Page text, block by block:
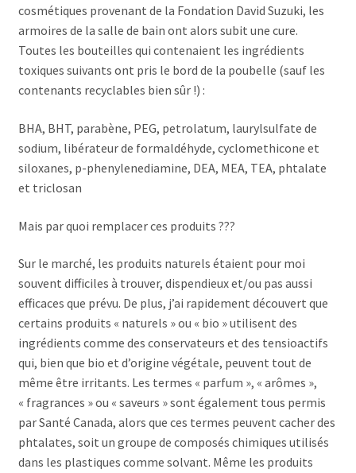
cosmétiques provenant de la Fondation David Suzuki, les
armoires de la salle de bain ont alors subit une cure.
Toutes les bouteilles qui contenaient les ingrédients
toxiques suivants ont pris le bord de la poubelle (sauf les
contenants recyclables bien sûr !) :
BHA, BHT, parabène, PEG, petrolatum, laurylsulfate de
sodium, libérateur de formaldéhyde, cyclomethicone et
siloxanes, p-phenylenediamine, DEA, MEA, TEA, phtalate
et triclosan
Mais par quoi remplacer ces produits ???
Sur le marché, les produits naturels étaient pour moi
souvent difficiles à trouver, dispendieux et/ou pas aussi
efficaces que prévu. De plus, j’ai rapidement découvert que
certains produits « naturels » ou « bio » utilisent des
ingrédients comme des conservateurs et des tensioactifs
qui, bien que bio et d’origine végétale, peuvent tout de
même être irritants. Les termes « parfum », « arômes »,
« fragrances » ou « saveurs » sont également tous permis
par Santé Canada, alors que ces termes peuvent cacher des
phtalates, soit un groupe de composés chimiques utilisés
dans les plastiques comme solvant. Même les produits